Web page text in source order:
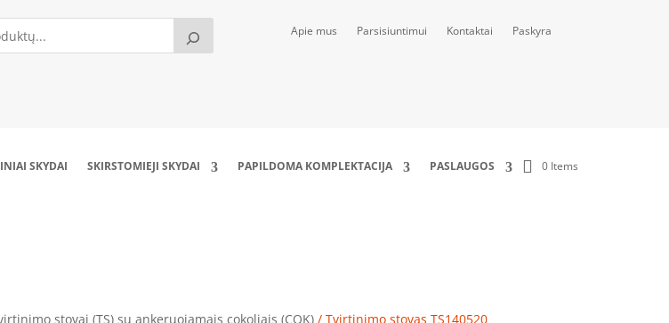
Apie mus Parsisiuntimui Kontaktai Paskyra
SKYDAI SKIRSTOMIEJI SKYDAI PAPILDOMA KOMPLEKTACIJA PASLAUGOS 0 Items
stovai (TS) su ankeruojamais cokoliais (COK) / Tvirtinimo stovas TS140520